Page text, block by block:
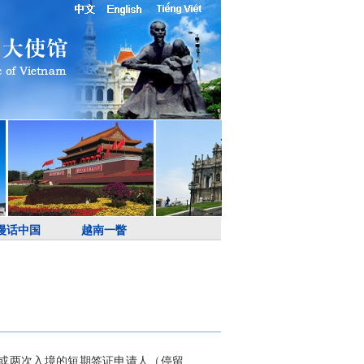
话中国 越南一瞥
两次入境的短期签证申请人（停留